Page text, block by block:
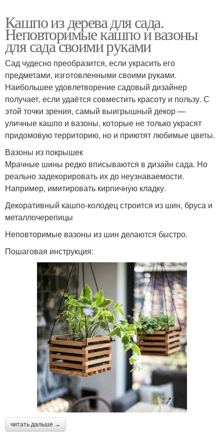
Кашпо из дерева для сада.
Неповторимые кашпо и вазоны
для сада своими руками
Сад чудесно преобразится, если украсить его
предметами, изготовленными своими руками.
Наибольшее удовлетворение садовый дизайнер
получает, если удаётся совместить красоту и пользу. С
этой точки зрения, самый выигрышный декор —
уличные кашпо и вазоны, которые не только украсят
придомовую территорию, но и приютят любимые цветы.
Вазоны из покрышек
Мрачные шины редко вписываются в дизайн сада. Но
реально задекорировать их до неузнаваемости.
Например, имитировать кирпичную кладку.
Декоративный кашпо-колодец строится из шин, бруса и
металлочерепицы
Неповторимые вазоны из шин делаются быстро.
Пошаговая инструкция:
читать дальше →